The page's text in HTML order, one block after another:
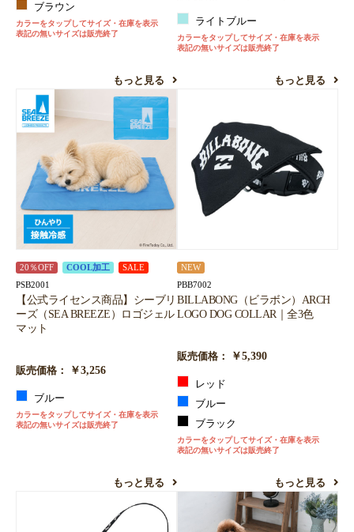
ブラウン
カラーをタップしてサイズ・在庫を表示
表記の無いサイズは販売終了
もっと見る
ライトブルー
カラーをタップしてサイズ・在庫を表示
表記の無いサイズは販売終了
もっと見る
20％OFF COOL加工 SALE
PSB2001
【公式ライセンス商品】シーブリ
ーズ（SEA BREEZE）ロゴジェル
マット
販売価格： ￥3,256
ブルー
カラーをタップしてサイズ・在庫を表示
表記の無いサイズは販売終了
もっと見る
NEW
PBB7002
BILLABONG（ビラボン）ARCH
LOGO DOG COLLAR｜全3色
販売価格： ￥5,390
レッド
ブルー
ブラック
カラーをタップしてサイズ・在庫を表示
表記の無いサイズは販売終了
もっと見る